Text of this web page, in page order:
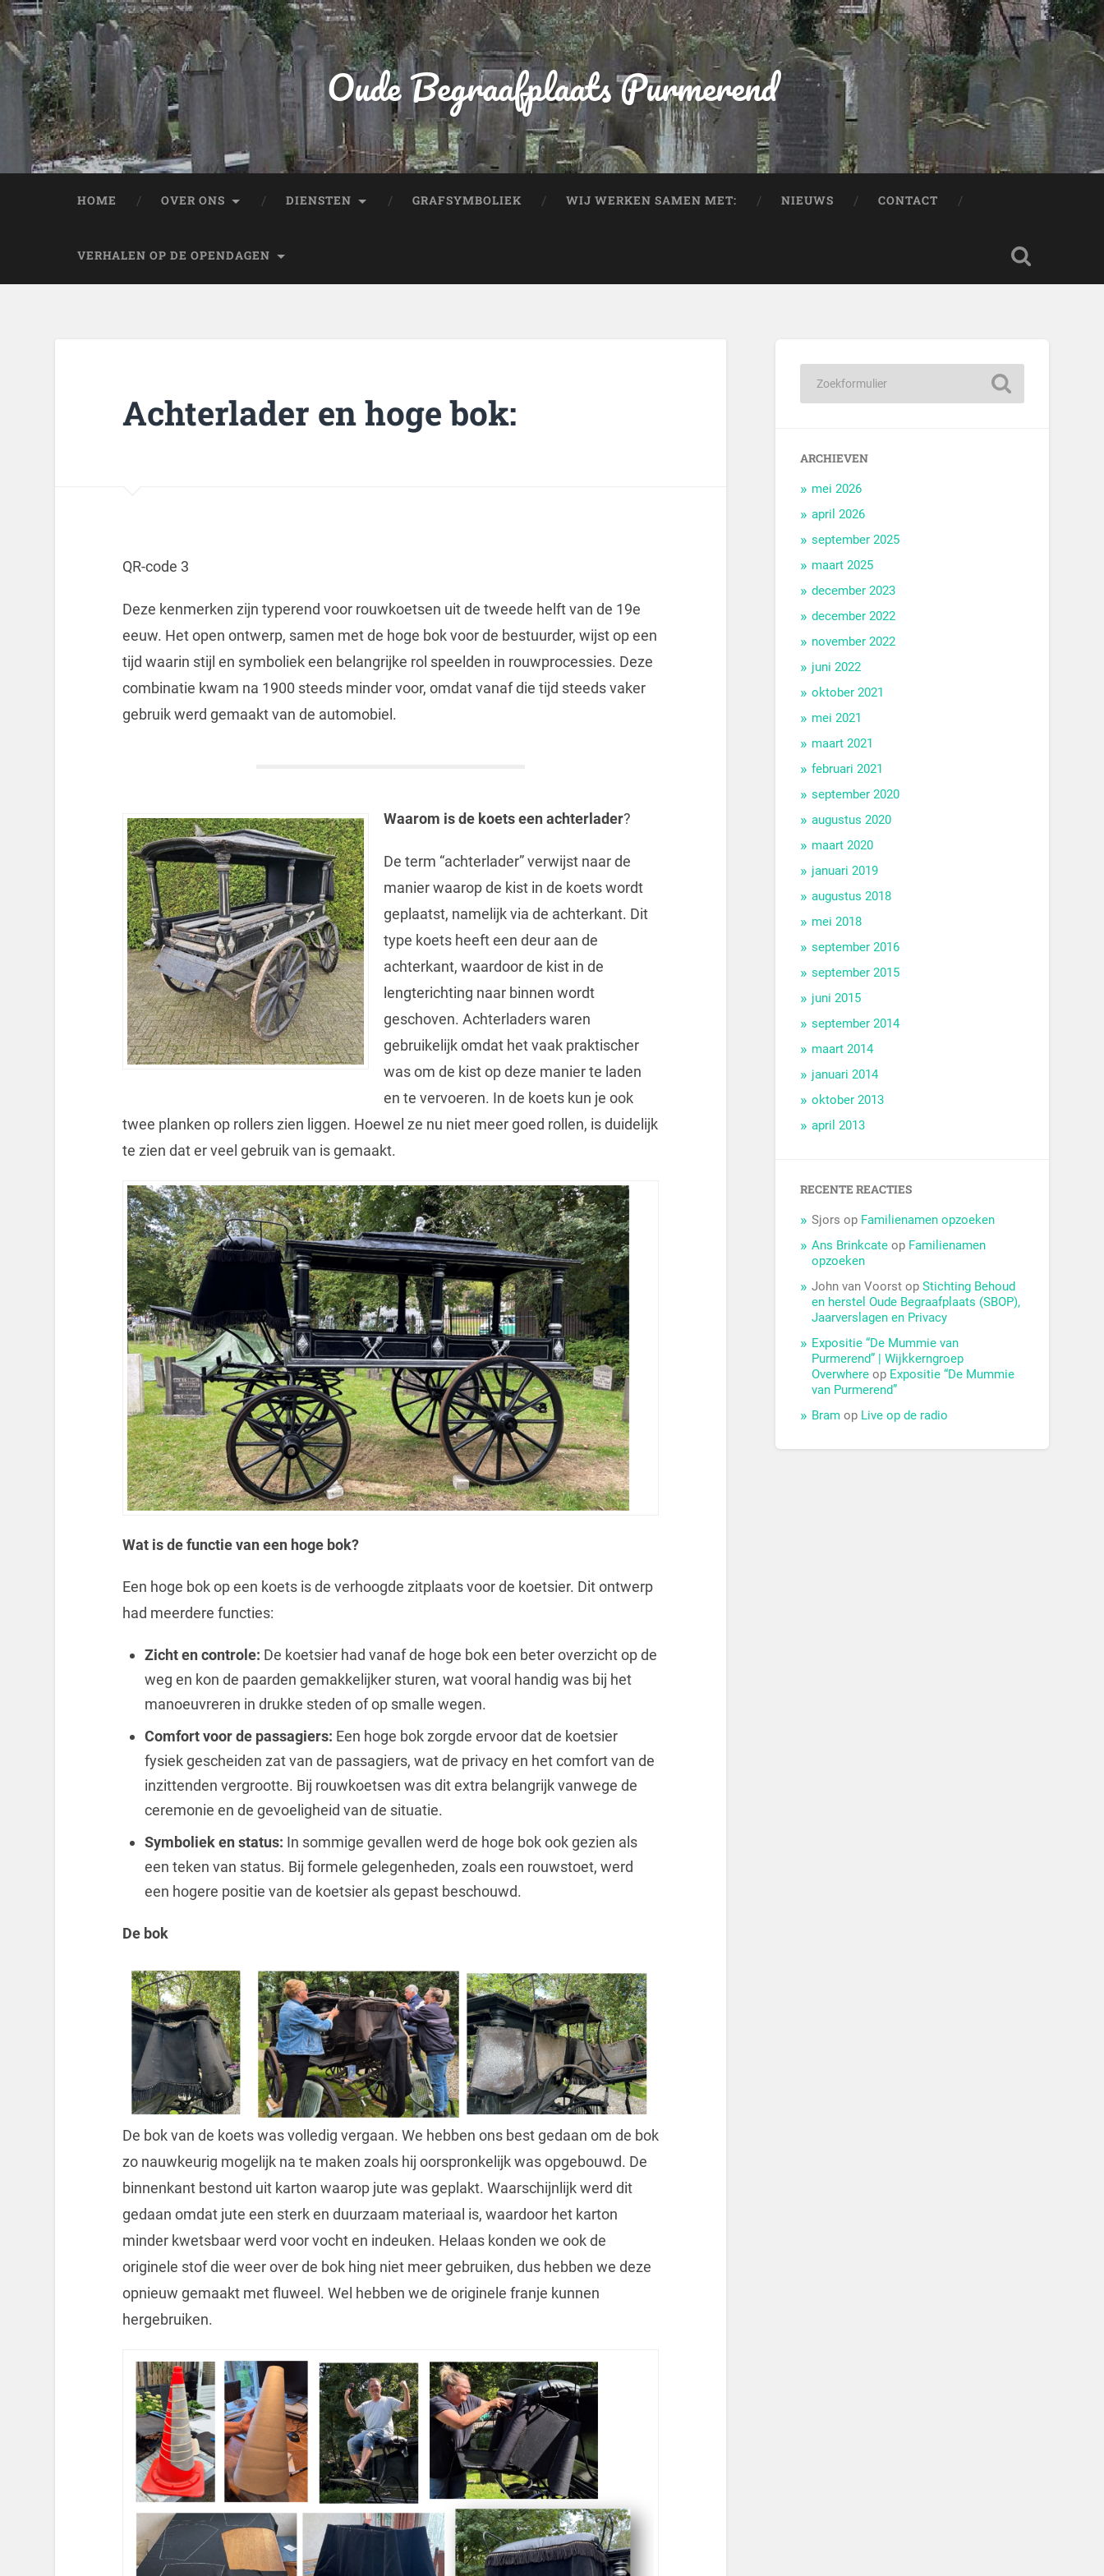
Oude Begraafplaats Purmerend
HOME OVER ONS DIENSTEN GRAFSYMBOLIEK WIJ WERKEN SAMEN MET: NIEUWS CONTACT
VERHALEN OP DE OPENDAGEN
Achterlader en hoge bok:
QR-code 3
Deze kenmerken zijn typerend voor rouwkoetsen uit de tweede helft van de 19e
eeuw. Het open ontwerp, samen met de hoge bok voor de bestuurder, wijst op een
tijd waarin stijl en symboliek een belangrijke rol speelden in rouwprocessies. Deze
combinatie kwam na 1900 steeds minder voor, omdat vanaf die tijd steeds vaker
gebruik werd gemaakt van de automobiel.
Waarom is de koets een achterlader?
De term “achterlader” verwijst naar de
manier waarop de kist in de koets wordt
geplaatst, namelijk via de achterkant. Dit
type koets heeft een deur aan de
achterkant, waardoor de kist in de
lengterichting naar binnen wordt
geschoven. Achterladers waren
gebruikelijk omdat het vaak praktischer
was om de kist op deze manier te laden
en te vervoeren. In de koets kun je ook
twee planken op rollers zien liggen. Hoewel ze nu niet meer goed rollen, is duidelijk
te zien dat er veel gebruik van is gemaakt.
Wat is de functie van een hoge bok?
Een hoge bok op een koets is de verhoogde zitplaats voor de koetsier. Dit ontwerp
had meerdere functies:
Zicht en controle: De koetsier had vanaf de hoge bok een beter overzicht op de
weg en kon de paarden gemakkelijker sturen, wat vooral handig was bij het
manoeuvreren in drukke steden of op smalle wegen.
Comfort voor de passagiers: Een hoge bok zorgde ervoor dat de koetsier
fysiek gescheiden zat van de passagiers, wat de privacy en het comfort van de
inzittenden vergrootte. Bij rouwkoetsen was dit extra belangrijk vanwege de
ceremonie en de gevoeligheid van de situatie.
Symboliek en status: In sommige gevallen werd de hoge bok ook gezien als
een teken van status. Bij formele gelegenheden, zoals een rouwstoet, werd
een hogere positie van de koetsier als gepast beschouwd.
De bok
De bok van de koets was volledig vergaan. We hebben ons best gedaan om de bok
zo nauwkeurig mogelijk na te maken zoals hij oorspronkelijk was opgebouwd. De
binnenkant bestond uit karton waarop jute was geplakt. Waarschijnlijk werd dit
gedaan omdat jute een sterk en duurzaam materiaal is, waardoor het karton
minder kwetsbaar werd voor vocht en indeuken. Helaas konden we ook de
originele stof die weer over de bok hing niet meer gebruiken, dus hebben we deze
opnieuw gemaakt met fluweel. Wel hebben we de originele franje kunnen
hergebruiken.
ARCHIEVEN
mei 2026
april 2026
september 2025
maart 2025
december 2023
december 2022
november 2022
juni 2022
oktober 2021
mei 2021
maart 2021
februari 2021
september 2020
augustus 2020
maart 2020
januari 2019
augustus 2018
mei 2018
september 2016
september 2015
juni 2015
september 2014
maart 2014
januari 2014
oktober 2013
april 2013
RECENTE REACTIES
Sjors op Familienamen opzoeken
Ans Brinkcate op Familienamen
opzoeken
John van Voorst opStichting Behoud
en herstel Oude Begraafplaats (SBOP),
Jaarverslagen en Privacy
Expositie “De Mummie van
Purmerend” | Wijkkerngroep
Overwhere op Expositie “De Mummie
van Purmerend”
Bram op Live op de radio